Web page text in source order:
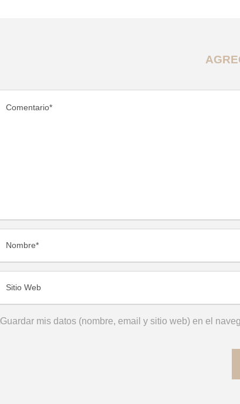
Guardar mis datos (nombre, email y sitio web) en el